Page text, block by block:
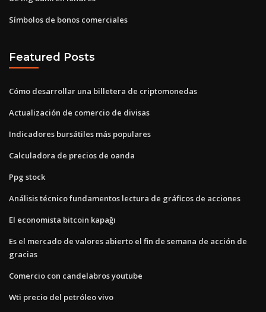
Símbolos de bonos comerciales
Featured Posts
Cómo desarrollar una billetera de criptomonedas
Actualización de comercio de divisas
Indicadores bursátiles más populares
Calculadora de precios de oanda
Ppg stock
Análisis técnico fundamentos lectura de gráficos de acciones
El economista bitcoin kapağı
Es el mercado de valores abierto el fin de semana de acción de
gracias
Comercio con candelabros youtube
Wti precio del petróleo vivo